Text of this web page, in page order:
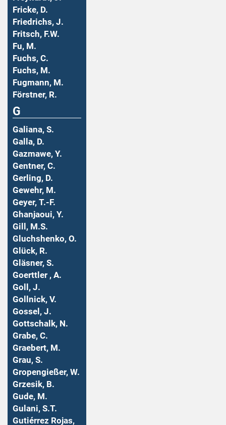
Fricke, D.
Friedrichs, J.
Fritsch, F.W.
Fu, M.
Fuchs, C.
Fuchs, M.
Fugmann, M.
Förstner, R.
G
Galiana, S.
Galla, D.
Gazmawe, Y.
Gentner, C.
Gerling, D.
Gewehr, M.
Geyer, T.-F.
Ghanjaoui, Y.
Gill, M.S.
Gluchshenko, O.
Glück, R.
Gläsner, S.
Goerttler , A.
Goll, J.
Gollnick, V.
Gossel, J.
Gottschalk, N.
Grabe, C.
Graebert, M.
Grau, S.
Gropengießer, W.
Grzesik, B.
Gude, M.
Gulani, S.T.
Gutiérrez Rojas,